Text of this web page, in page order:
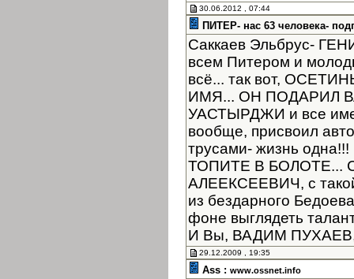
30.06.2012 , 07:44
ПИТЕР- нас 63 человека-
Саккаев Эльбрус-
всем Питером и
всё... так вот,
ИМЯ... ОН ПОДАРИЛ
УАСТЫРДЖИ и все
вообще, присвоил
трусами- жизнь
ТОПИТЕ В БОЛОТЕ...
АЛЕЕКСЕЕВИЧ, с такой
из бездарного
фоне выглядеть
И Вы, ВАДИМ ПУХАЕВ,
29.12.2009 , 19:35
Ass : www.ossnet.info